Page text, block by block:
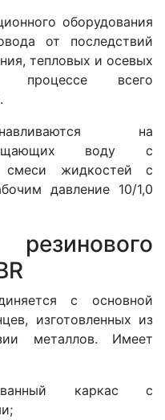
оборудования
от последствий
тепловых и осевых
всего
на
воду с
смеси жидкостей с
давление 10/1,0
с основной
изготовленных из
металлов. Имеет
каркас с